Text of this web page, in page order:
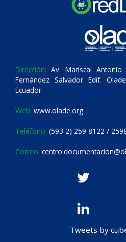
Dirección: Av. Mariscal
Fernández Salvador Edif.
Ecuador.
Web: www.olade.org
Teléfono: (593 2) 259 8122 /
Correo:
Tweets by